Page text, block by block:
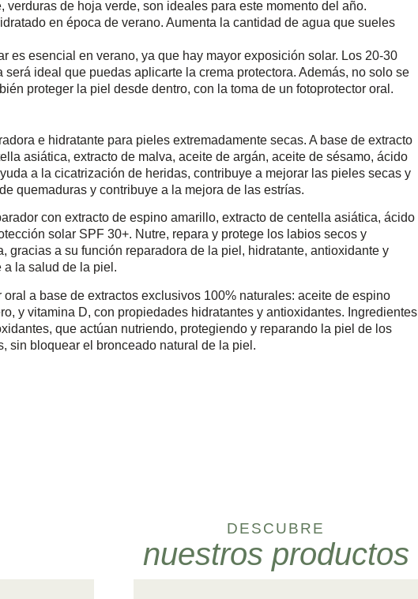
verduras de hoja verde, son ideales para este momento del año.
en época de verano. Aumenta la cantidad de agua que sueles
es esencial en verano, ya que hay mayor exposición solar. Los 20-30
será ideal que puedas aplicarte la crema protectora. Además, no solo se
proteger la piel desde dentro, con la toma de un fotoprotector oral.
e hidratante para pieles extremadamente secas. A base de extracto
asiática, extracto de malva, aceite de argán, aceite de sésamo, ácido
a la cicatrización de heridas, contribuye a mejorar las pieles secas y
quemaduras y contribuye a la mejora de las estrías.
con extracto de espino amarillo, extracto de centella asiática, ácido
solar SPF 30+. Nutre, repara y protege los labios secos y
gracias a su función reparadora de la piel, hidratante, antioxidante y
la salud de la piel.
oral a base de extractos exclusivos 100% naturales: aceite de espino
y vitamina D, con propiedades hidratantes y antioxidantes. Ingredientes
que actúan nutriendo, protegiendo y reparando la piel de los
sin bloquear el bronceado natural de la piel.
DESCUBRE
nuestros productos